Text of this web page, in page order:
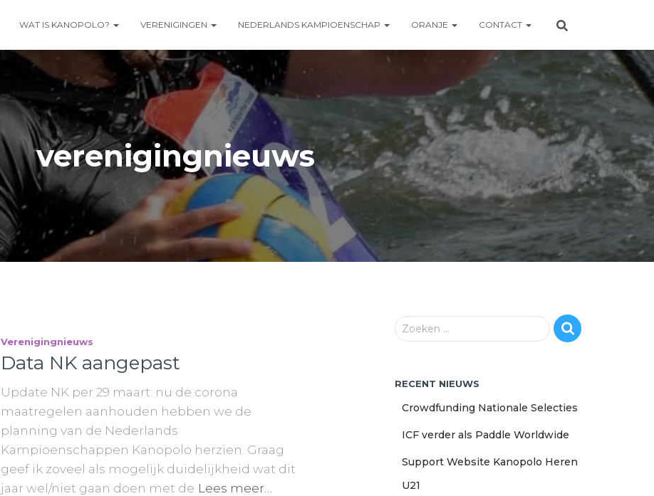
WAT IS KANOPOLO? VERENIGINGEN NEDERLANDS KAMPIOENSCHAP ORANJE CONTACT
verenigingnieuws
Verenigingnieuws
Data NK aangepast
Update NK per 29 maart: nu de corona
maatregelen aanhouden hebben we de
planning van de Nederlands
Kampioenschappen Kanopolo herzien. Graag
geef ik zoveel als mogelijk duidelijkheid wat dit
jaar wel/niet gaan doen met de Lees meer…
Z
e
Zoeken …
RECENT NIEUWS
Crowdfunding Nationale Selecties
ICF verder als Paddle Worldwide
Support Website Kanopolo Heren
U21